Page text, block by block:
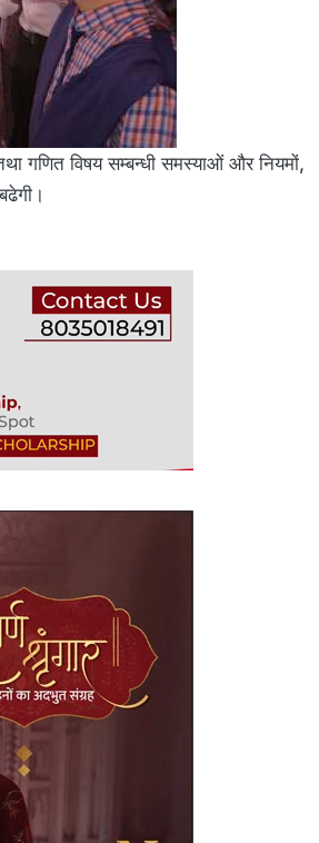
गणित विषय सम्बन्धी समस्याओं और नियमों,